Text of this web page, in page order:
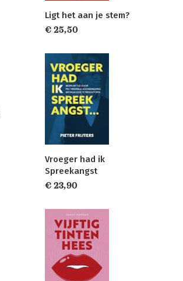
Ligt het aan je stem?
€ 25,50
Vroeger had ik
Spreekangst
€ 23,90